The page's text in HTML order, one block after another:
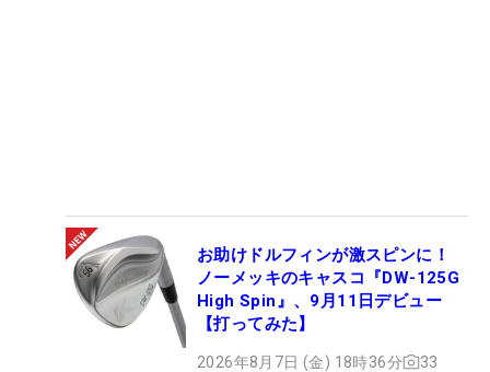
お助けドルフィンが激スピンに！
ノーメッキのキャスコ『DW-125G
High Spin』、9月11日デビュー
【打ってみた】
2026年8月7日 (金) 18時36分 33